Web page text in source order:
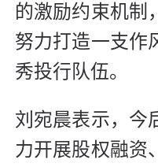
的激励约束机制
努力打造一支作
秀投行队伍。
刘宛晨表示，今
力开展股权融资